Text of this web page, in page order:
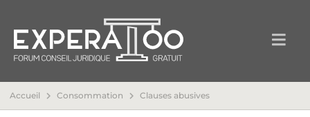
Accueil Consommation Clauses abusives